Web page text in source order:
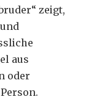
zeigt,
aus
oder